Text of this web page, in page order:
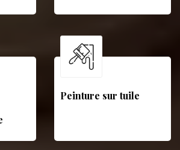
Peinture sur tuile